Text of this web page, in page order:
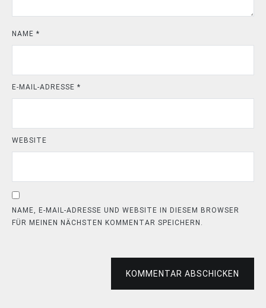
NAME *
E-MAIL-ADRESSE *
WEBSITE
NAME, E-MAIL-ADRESSE UND WEBSITE IN DIESEM BROWSER
FÜR MEINEN NÄCHSTEN KOMMENTAR SPEICHERN.
KOMMENTAR ABSCHICKEN